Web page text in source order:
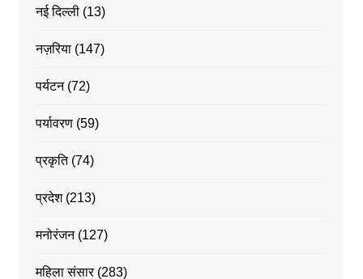
नई दिल्ली(13)
नज़रिया(147)
पर्यटन(72)
पर्यावरण(59)
प्रकृति(74)
प्रदेश(213)
मनोरंजन(127)
महिला संसार(283)